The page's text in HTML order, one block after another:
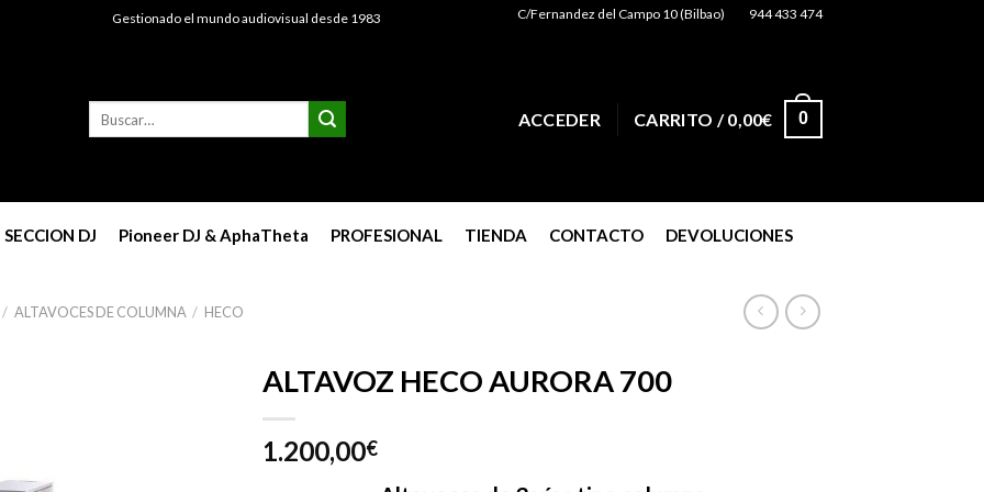
Gestionado el mundo audiovisual desde 1983 C/Fernandez del Campo 10 (Bilbao) 944 433 474
ACCEDER CARRITO /0,00€ 0
SECCION DJ Pioneer DJ & AphaTheta PROFESIONAL TIENDA CONTACTO DEVOLUCIONES
/ ALTAVOCES DE COLUMNA / HECO
ALTAVOZ HECO AURORA 700
1.200,00€